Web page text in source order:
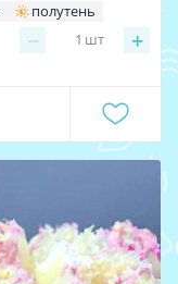
полутень
− +
1 шт